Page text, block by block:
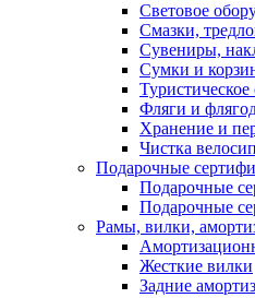
Световое
Смазки,
Сувениры,
Сумки и
Фляги и
Хранение и
Чистка
Подарочные
Подарочные
Подарочные
Рамы, вилки,
Жесткие вилки
Задние